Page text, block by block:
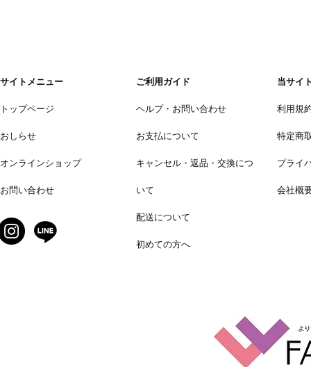
サイトメニュー
トップページ
おしらせ
オンラインショップ
お問い合わせ
ご利用ガイド
ヘルプ・お問い合わせ
お支払について
キャンセル・返品・交換につ
いて
配送について
初めての方へ
当サイ
利用規
特定商
プライ
会社概